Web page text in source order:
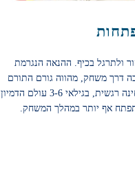
ולתרגל בכיף. ההנאה הנגרמת
דרך משחק, מהווה גורם התורם
להתבססות ולגיבוש הרעיון. מבחינה רגשית, בגילאי 3-6 עולם הדמיון
אף יותר במהלך המשחק.